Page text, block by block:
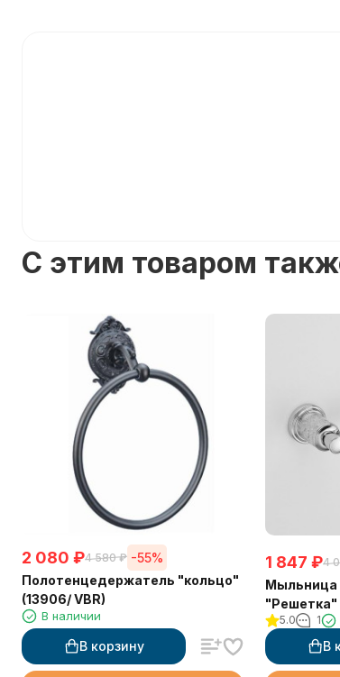
C этим товаром
2 080 ₽4 580 ₽ -55%
Полотенцедержатель "кольцо"
(13906/ VBR)
В наличии
В корзину
1 847 ₽4
Мыльница
5.0 1
В